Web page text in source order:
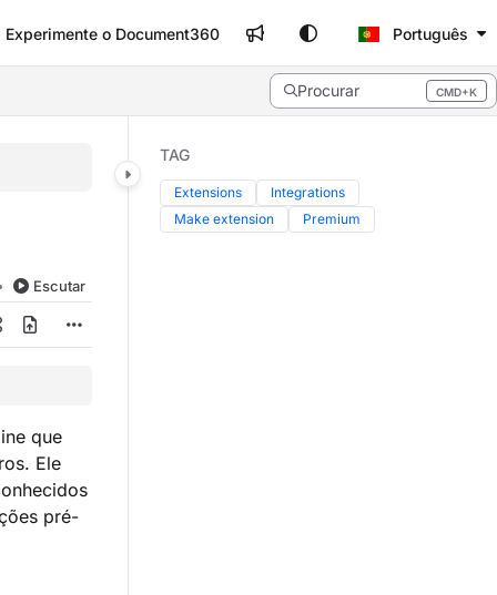
Experimente o Document360 Português
Procurar CMD+K
Press CMD+K to open search
Escutar
que
Ele
pré-
TAG
Extensions
Integrations
Make extension
Premium